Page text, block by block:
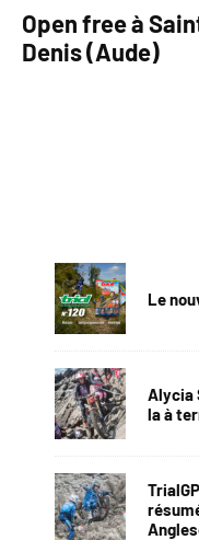
Open free à
Denis (Aude)
Le
Alycia
la à